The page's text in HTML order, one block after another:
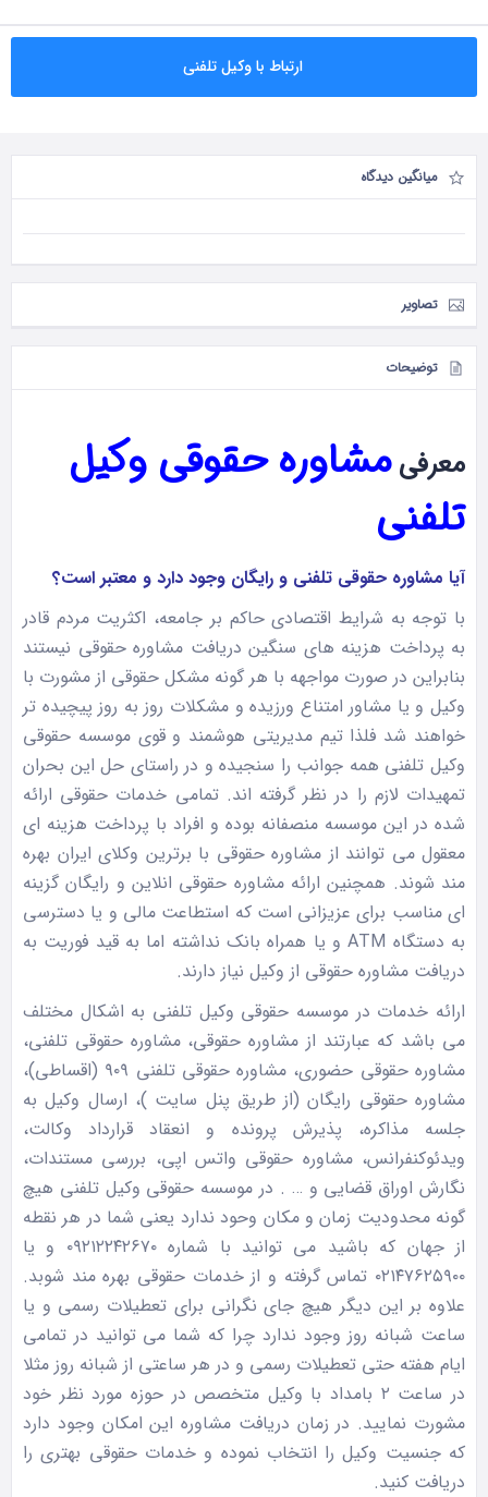
ارتباط با وکیل تلفنی
میانگین دیدگاه
تصاویر
توضیحات
معرفیمشاوره حقوقی وکیل
تلفنی
آیا مشاوره حقوقی تلفنی و رایگان وجود دارد و معتبر است؟
با توجه به شرایط اقتصادی حاکم بر جامعه، اکثریت مردم قادر
به پرداخت هزینه های سنگین دریافت مشاوره حقوقی نیستند
بنابراین در صورت مواجهه با هر گونه مشکل حقوقی از مشورت با
وکیل و یا مشاور امتناع ورزیده و مشکلات روز به روز پیچیده تر
خواهند شد فلذا تیم مدیریتی هوشمند و قوی موسسه حقوقی
وکیل تلفنی همه جوانب را سنجیده و در راستای حل این بحران
تمهیدات لازم را در نظر گرفته اند. تمامی خدمات حقوقی ارائه
شده در این موسسه منصفانه بوده و افراد با پرداخت هزینه ای
معقول می توانند از مشاوره حقوقی با برترین وکلای ایران بهره
مند شوند. همچنین ارائه مشاوره حقوقی انلاین و رایگان گزینه
ای مناسب برای عزیزانی است که استطاعت مالی و یا دسترسی
به دستگاه ATM و یا همراه بانک نداشته اما به قید فوریت به
دریافت مشاوره حقوقی از وکیل نیاز دارند.
ارائه خدمات در موسسه حقوقی وکیل تلفنی به اشکال مختلف
می باشد که عبارتند از مشاوره حقوقی، مشاوره حقوقی تلفنی،
مشاوره حقوقی حضوری، مشاوره حقوقی تلفنی ۹۰۹ (اقساطی)،
مشاوره حقوقی رایگان (از طریق پنل سایت )، ارسال وکیل به
جلسه مذاکره، پذیرش پرونده و انعقاد قرارداد وکالت،
ویدئوکنفرانس، مشاوره حقوقی واتس اپی، بررسی مستندات،
نگارش اوراق قضایی و … . در موسسه حقوقی وکیل تلفنی هیچ
گونه محدودیت زمان و مکان وحود ندارد یعنی شما در هر نقطه
از جهان که باشید می توانید با شماره ۰۹۲۱۲۲۴۲۶۷۰ و یا
۰۲۱۴۷۶۲۵۹۰۰ تماس گرفته و از خدمات حقوقی بهره مند شوبد.
علاوه بر این دیگر هیچ جای نگرانی برای تعطیلات رسمی و یا
ساعت شبانه روز وجود ندارد چرا که شما می توانید در تمامی
ایام هفته حتی تعطیلات رسمی و در هر ساعتی از شبانه روز مثلا
در ساعت ۲ بامداد با وکیل متخصص در حوزه مورد نظر خود
مشورت نمایید. در زمان دریافت مشاوره این امکان وجود دارد
که جنسیت وکیل را انتخاب نموده و خدمات حقوقی بهتری را
دریافت کنید.